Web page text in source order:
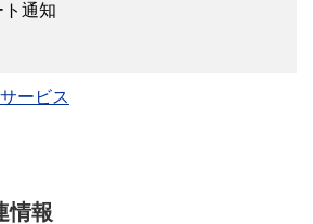
ト通知
ービス
情報